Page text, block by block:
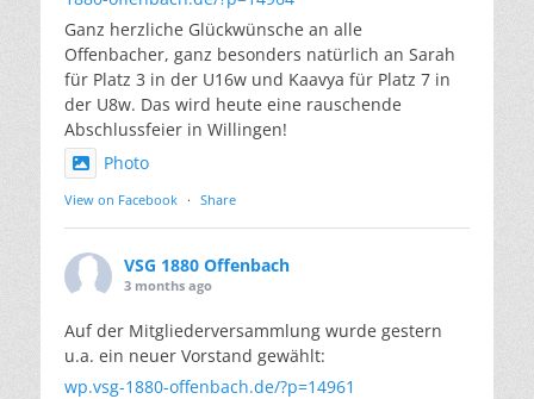
Ganz herzliche Glückwünsche an alle
Offenbacher, ganz besonders natürlich an Sarah
für Platz 3 in der U16w und Kaavya für Platz 7 in
der U8w. Das wird heute eine rauschende
Abschlussfeier in Willingen!
Photo
View on Facebook · Share
VSG 1880 Offenbach
3 months ago
Auf der Mitgliederversammlung wurde gestern
u.a. ein neuer Vorstand gewählt:
wp.vsg-1880-offenbach.de/?p=14961